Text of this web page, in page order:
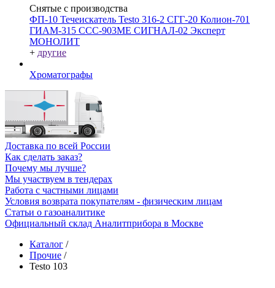
Снятые с производства
ФП-10 Течеискатель Testo 316-2 СГГ-20 Колион-701
ГИАМ-315 ССС-903МЕ СИГНАЛ-02 Эксперт
МОНОЛИТ
+ другие
Хроматографы
Доставка по всей России
Как сделать заказ?
Почему мы лучше?
Мы участвуем в тендерах
Работа с частными лицами
Условия возврата покупателям - физическим лицам
Статьи о газоаналитике
Официальный склад Аналитприбора в Москве
Каталог /
Прочие /
Testo 103